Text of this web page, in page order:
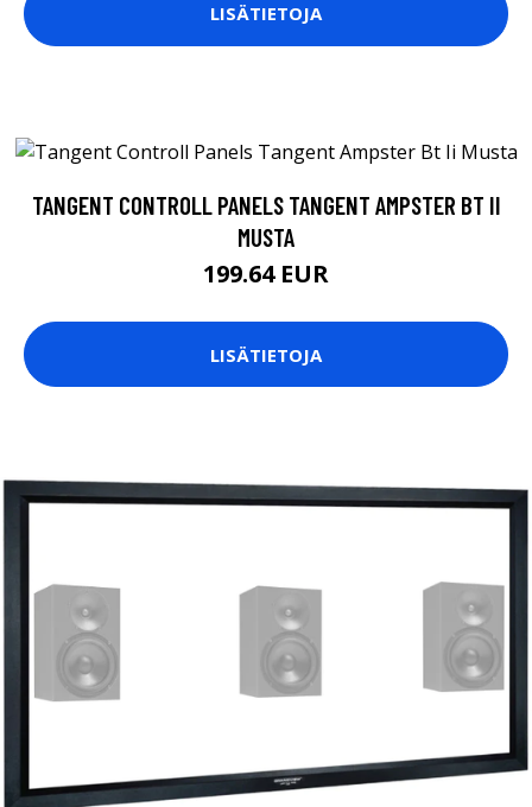
LISÄTIETOJA
TANGENT CONTROLL PANELS TANGENT AMPSTER BT II
MUSTA
199.64 EUR
LISÄTIETOJA